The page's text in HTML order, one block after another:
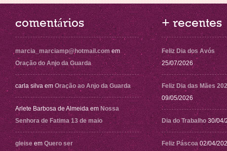
comentários
marcia_marciamp@hotmail.com em
Oração do Anjo da Guarda
carla silva em Oração ao Anjo da Guarda
Arlete Barbosa de Almeida em Nossa
Senhora de Fatima 13 de maio
gleise em Quero ser
+ recentes
Feliz Dia dos Avós
25/07/2026
Feliz Dia das Mães
09/05/2026
Dia do Trabalho 30/04/
Feliz Páscoa 02/04/